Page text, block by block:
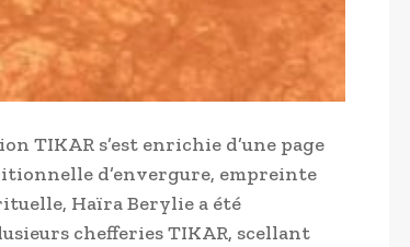
TIKAR s’est enrichie d’une page
d’envergure, empreinte
Haïra Berylie a été
chefferies TIKAR, scellant